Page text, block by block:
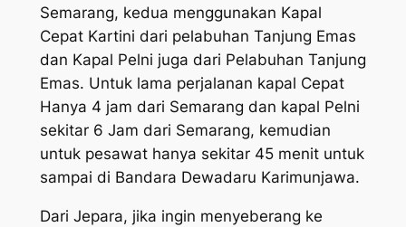
Semarang, kedua menggunakan Kapal
Cepat Kartini dari pelabuhan Tanjung Emas
dan Kapal Pelni juga dari Pelabuhan Tanjung
Emas. Untuk lama perjalanan kapal Cepat
Hanya 4 jam dari Semarang dan kapal Pelni
sekitar 6 Jam dari Semarang, kemudian
untuk pesawat hanya sekitar 45 menit untuk
sampai di Bandara Dewadaru Karimunjawa.
Dari Jepara, jika ingin menyeberang ke